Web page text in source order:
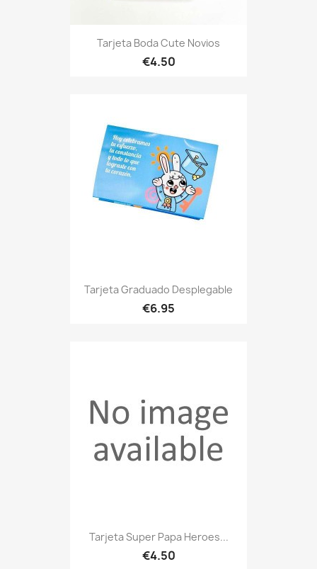
Tarjeta Boda Cute Novios
€4.50
Tarjeta Graduado Desplegable
€6.95
Tarjeta Super Papa Heroes...
€4.50